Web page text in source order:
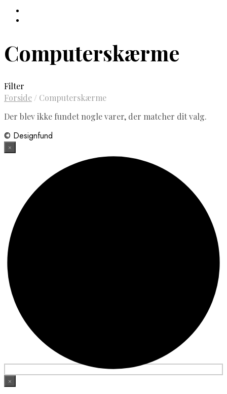
Computerskærme
Filter
Forside / Computerskærme
Der blev ikke fundet nogle varer, der matcher dit valg.
© Designfund
×
×